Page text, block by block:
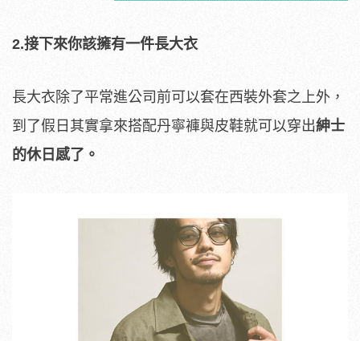
2.接下來你該擁有一件長大衣
長大衣除了平常進公司前可以套在西裝外套之上外，
到了假日其實拿來搭配丹寧褲與皮鞋就可以穿出紳士
的休日感了 。